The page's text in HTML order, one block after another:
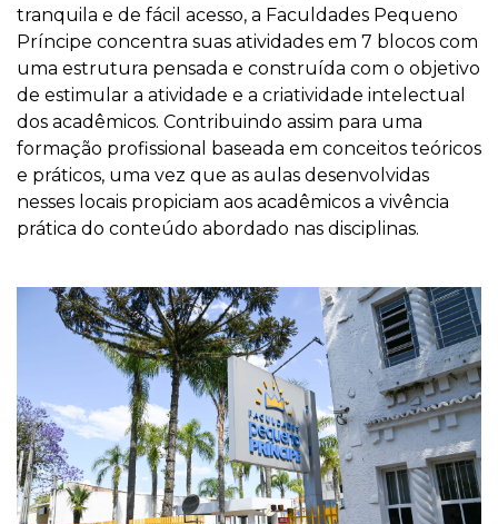
tranquila e de fácil acesso, a Faculdades Pequeno
Príncipe concentra suas atividades em 7 blocos com
uma estrutura pensada e construída com o objetivo
de estimular a atividade e a criatividade intelectual
dos acadêmicos. Contribuindo assim para uma
formação profissional baseada em conceitos teóricos
e práticos, uma vez que as aulas desenvolvidas
nesses locais propiciam aos acadêmicos a vivência
prática do conteúdo abordado nas disciplinas.